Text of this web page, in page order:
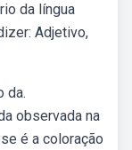
da língua
Adjetivo,
da.
observada na
é a coloração